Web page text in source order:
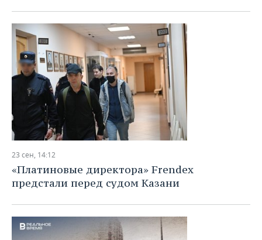
23 сен, 14:12
«Платиновые директора» Frendex
предстали перед судом Казани